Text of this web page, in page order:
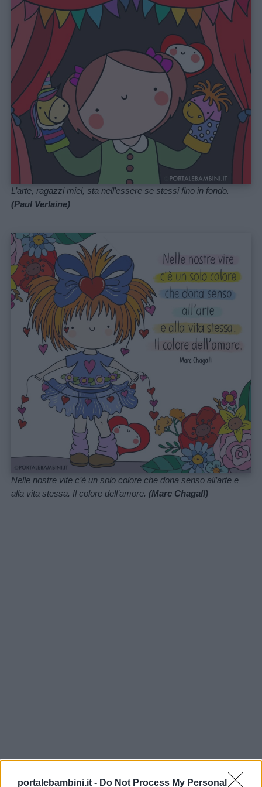
portalebambini.it - Do Not Process My Personal
Filastrocche
Giochi
Lavoretti
Nomi
maschili
Nomi
femminili
Frasi
e
aforismi
Buongiorno
Buonanotte
Auguri
Barzellette
Educazione
L’arte, ragazzi miei, sta nell’essere se stessi fino in fondo.
(Paul Verlaine)
Nelle nostre vite c’è un solo colore che dona senso all’arte e
alla vita stessa. Il colore dell’amore.(Marc Chagall)